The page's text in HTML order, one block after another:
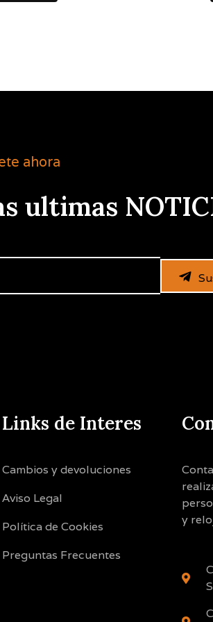
ahora
ultimas
Links de Interes
Cambios y devoluciones
Aviso Legal
Política de Cookies
Preguntas Frecuentes
y